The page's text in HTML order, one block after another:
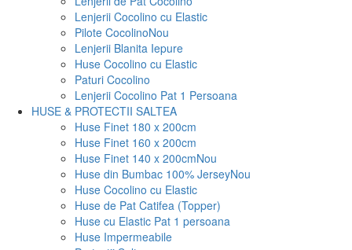
Lenjerii Cocolino cu Elastic
Pilote CocolinoNou
Lenjerii Blanita Iepure
Huse Cocolino cu Elastic
Paturi Cocolino
Lenjerii Cocolino Pat 1 Persoana
HUSE & PROTECTII SALTEA
Huse Finet 180 x 200cm
Huse Finet 160 x 200cm
Huse Finet 140 x 200cmNou
Huse din Bumbac 100% JerseyNou
Huse Cocolino cu Elastic
Huse de Pat Catifea (Topper)
Huse cu Elastic Pat 1 persoana
Huse Impermeabile